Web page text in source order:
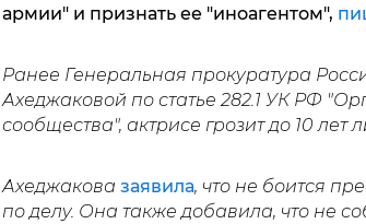
армии" и признать ее "иноагентом",
Ранее Генеральная прокуратура
Ахеджаковой по статье 282.1 УК РФ
сообщества", актрисе грозит до 10 лет
Ахеджакова заявила, что не боится
по делу. Она также добавила, что не